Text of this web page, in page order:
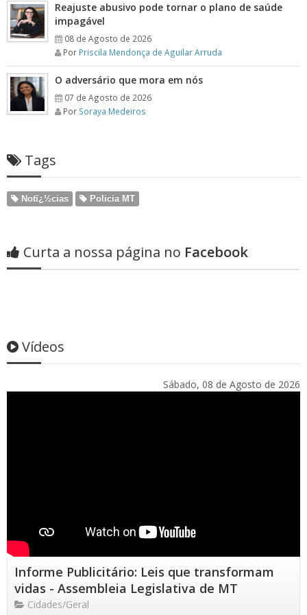
Reajuste abusivo pode tornar o plano de saúde
impagável
08 de Agosto de 2026
Por Priscila Mendonça de Aguilar Arruda
O adversário que mora em nós
07 de Agosto de 2026
Por Soraya Medeiros
Tags
Notï¿½cias Policia MT
Curta a nossa página no Facebook
Vídeos
Sábado, 08 de Agosto de 2026
Informe Publicitário: Leis que transformam
vidas - Assembleia Legislativa de MT
Cidades/Geral